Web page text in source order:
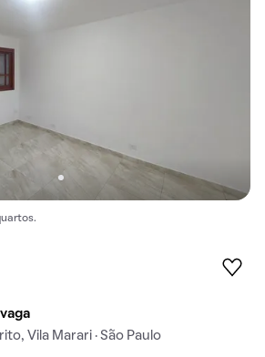
vaga
Vila Marari · São Paulo